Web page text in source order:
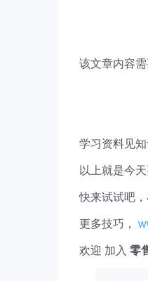
该文章内容
学习资料见知
以上就是今
快来试试吧
更多技巧，
欢迎 加入 零